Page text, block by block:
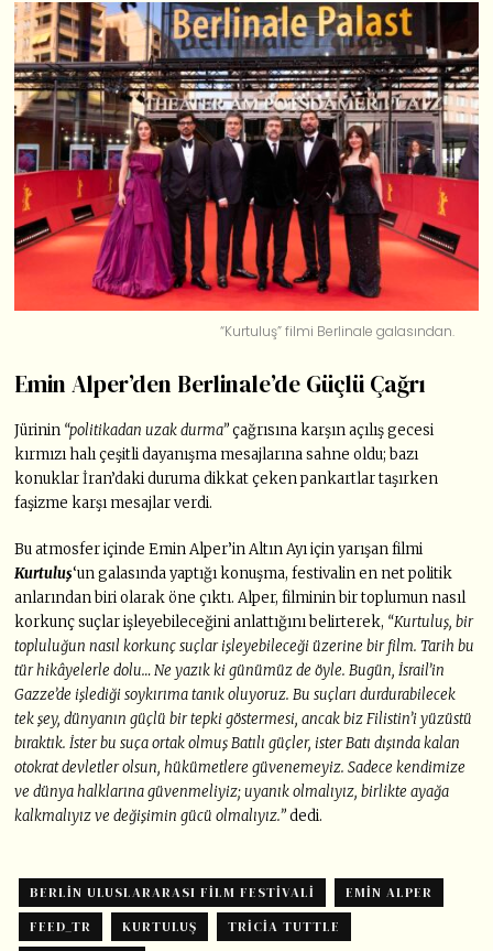
“Kurtuluş” filmi Berlinale galasından.
Emin Alper’den Berlinale’de Güçlü Çağrı
Jürinin “politikadan uzak durma”çağrısına karşın açılış gecesi
kırmızı halı çeşitli dayanışma mesajlarına sahne oldu; bazı
konuklar İran’daki duruma dikkat çeken pankartlar taşırken
faşizme karşı mesajlar verdi.
Bu atmosfer içinde Emin Alper’in Altın Ayı için yarışan filmi
Kurtuluş‘un galasında yaptığı konuşma, festivalin en net politik
anlarından biri olarak öne çıktı. Alper, filminin bir toplumun nasıl
korkunç suçlar işleyebileceğini anlattığını belirterek, “Kurtuluş, bir
topluluğun nasıl korkunç suçlar işleyebileceği üzerine bir film. Tarih bu
tür hikâyelerle dolu… Ne yazık ki günümüz de öyle. Bugün, İsrail’in
Gazze’de işlediği soykırıma tanık oluyoruz. Bu suçları durdurabilecek
tek şey, dünyanın güçlü bir tepki göstermesi, ancak biz Filistin’i yüzüstü
bıraktık. İster bu suça ortak olmuş Batılı güçler, ister Batı dışında kalan
otokrat devletler olsun, hükümetlere güvenemeyiz. Sadece kendimize
ve dünya halklarına güvenmeliyiz; uyanık olmalıyız, birlikte ayağa
kalkmalıyız ve değişimin gücü olmalıyız.”dedi.
BERLIN ULUSLARARASI FILM FESTIVALI
EMIN ALPER
FEED_TR
KURTULUŞ
TRICIA TUTTLE